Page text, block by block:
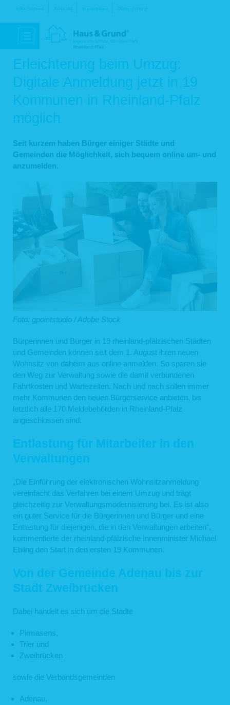
Navigation
Info-Service Kontakt Impressum Datenschutz
Erleichterung beim Umzug:
Digitale Anmeldung jetzt in 19
Kommunen in Rheinland-Pfalz
möglich
Seit kurzem haben Bürger einiger Städte und
Gemeinden die Möglichkeit, sich bequem online um- und
anzumelden.
Foto: gpointstudio / Adobe Stock
Bürgerinnen und Bürger in 19 rheinland-pfälzischen Städten
und Gemeinden können seit dem 1. August ihren neuen
Wohnsitz von daheim aus online anmelden. So sparen sie
den Weg zur Verwaltung sowie die damit verbundenen
Fahrtkosten und Wartezeiten. Nach und nach sollen immer
mehr Kommunen den neuen Bürgerservice anbieten, bis
letztlich alle 170 Meldebehörden in Rheinland-Pfalz
angeschlossen sind.
Entlastung für Mitarbeiter in den
Verwaltungen
„Die Einführung der elektronischen Wohnsitzanmeldung
vereinfacht das Verfahren bei einem Umzug und trägt
gleichzeitig zur Verwaltungsmodernisierung bei. Es ist also
ein guter Service für die Bürgerinnen und Bürger und eine
Entlastung für diejenigen, die in den Verwaltungen arbeiten“,
kommentierte der rheinland-pfälzische Innenminister Michael
Ebling den Start in den ersten 19 Kommunen.
Von der Gemeinde Adenau bis zur
Stadt Zweibrücken
Dabei handelt es sich um die Städte
Pirmasens,
Trier und
Zweibrücken
sowie die Verbandsgemeinden
Adenau,